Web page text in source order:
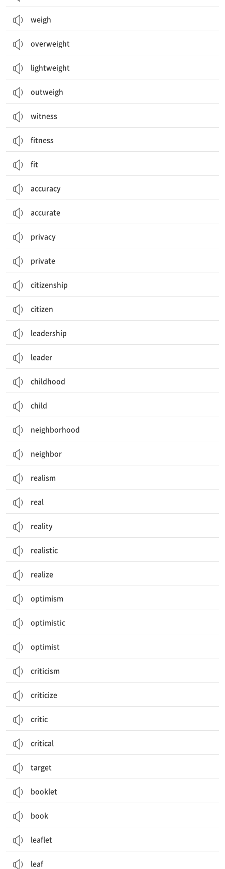
weigh
overweight
lightweight
outweigh
witness
fitness
fit
accuracy
accurate
privacy
private
citizenship
citizen
leadership
leader
childhood
child
neighborhood
neighbor
realism
real
reality
realistic
realize
optimism
optimistic
optimist
criticism
criticize
critic
critical
target
booklet
book
leaflet
leaf